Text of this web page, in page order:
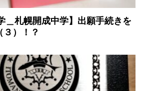
＿札幌開成中学】出願手続きを
３）！？